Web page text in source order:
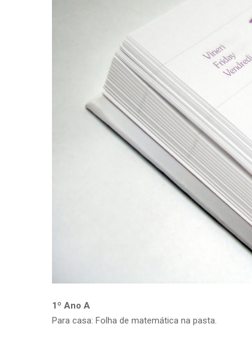
1º Ano A
Para casa: Folha de matemática na pasta.